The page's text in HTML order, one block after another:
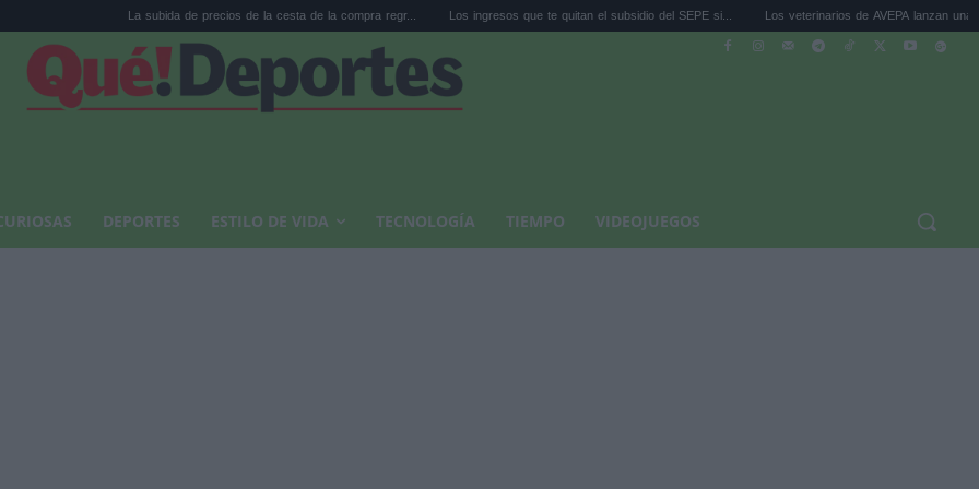
La subida de precios de la cesta de la compra regr... Los ingresos que te quitan el subsidio del SEPE si... Los veterinarios de AVEPA lanzan una guía para pro...
DEPORTES ESTILO DE VIDA TECNOLOGÍA TIEMPO VIDEOJUEGOS